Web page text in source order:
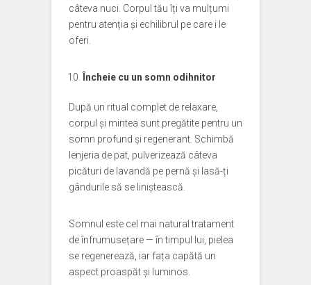
câteva nuci. Corpul tău îți va mulțumi
pentru atenția și echilibrul pe care i le
oferi.
Încheie cu un somn odihnitor
După un ritual complet de relaxare,
corpul și mintea sunt pregătite pentru un
somn profund și regenerant. Schimbă
lenjeria de pat, pulverizează câteva
picături de lavandă pe pernă și lasă-ți
gândurile să se liniștească.
Somnul este cel mai natural tratament
de înfrumusețare — în timpul lui, pielea
se regenerează, iar fața capătă un
aspect proaspăt și luminos.